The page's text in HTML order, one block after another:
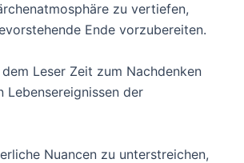
zu vertiefen,
Ende vorzubereiten.
Leser Zeit zum Nachdenken
der
Nuancen zu unterstreichen,